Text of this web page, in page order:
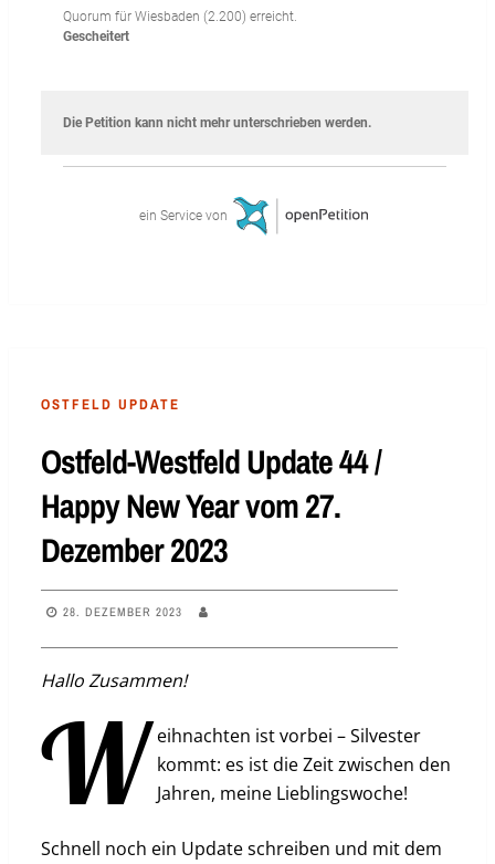
OSTFELD UPDATE
Ostfeld-Westfeld Update 44 /
Happy New Year vom 27.
Dezember 2023
28. DEZEMBER 2023
Hallo Zusammen!
W eihnachten ist vorbei – Silvester
kommt: es ist die Zeit zwischen den
Jahren, meine Lieblingswoche!
Schnell noch ein Update schreiben und mit dem